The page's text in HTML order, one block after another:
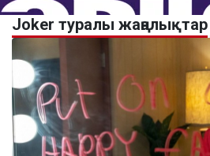
Joker туралы жаңалықтар